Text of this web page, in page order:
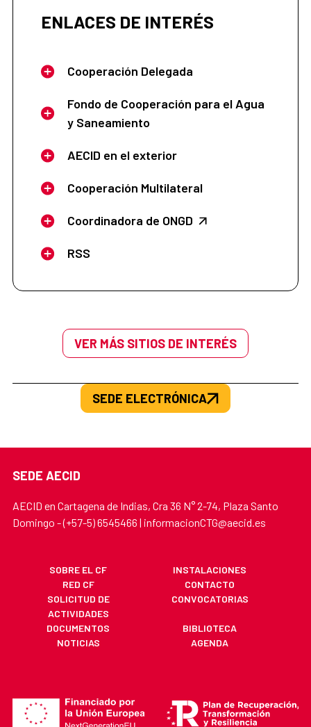
ENLACES DE INTERÉS
Cooperación Delegada
Fondo de Cooperación para el Agua
y Saneamiento
AECID en el exterior
Cooperación Multilateral
Coordinadora de ONGD
RSS
VER MÁS SITIOS DE INTERÉS
SEDE ELECTRÓNICA
SEDE AECID
AECID en Cartagena de Indias, Cra 36 N° 2-74, Plaza Santo
Domingo - (+57-5) 6545466 | informacionCTG@aecid.es
SOBRE EL CF
INSTALACIONES
RED CF
CONTACTO
SOLICITUD DE
ACTIVIDADES
CONVOCATORIAS
DOCUMENTOS
BIBLIOTECA
NOTICIAS
AGENDA